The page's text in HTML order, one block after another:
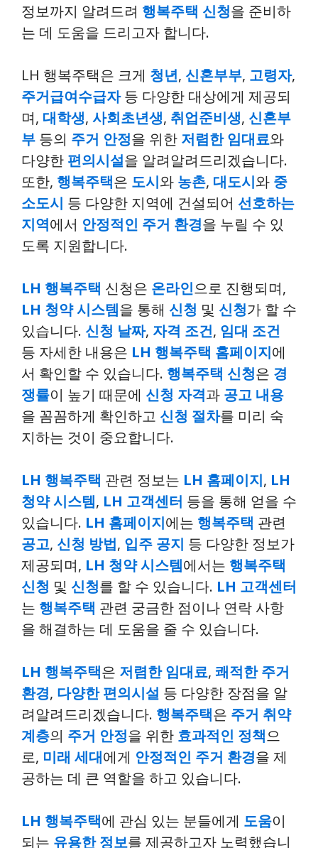
정보까지 알려드려 행복주택 신청을 준비하
는 데 도움을 드리고자 합니다.
LH 행복주택은 크게 청년, 신혼부부, 고령자,
주거급여수급자등 다양한 대상에게 제공되
며, 대학생, 사회초년생, 취업준비생, 신혼부
부 등의 주거 안정을 위한 저렴한 임대료와
다양한 편의시설을 알려알려드리겠습니다.
또한, 행복주택은 도시와 농촌, 대도시와 중
소도시 등 다양한 지역에 건설되어 선호하는
지역에서 안정적인 주거 환경을 누릴 수 있
도록 지원합니다.
LH 행복주택 신청은 온라인으로 진행되며,
LH 청약 시스템을 통해 신청 및 신청가 할 수
있습니다. 신청 날짜, 자격 조건, 임대 조건
등 자세한 내용은 LH 행복주택 홈페이지에
서 확인할 수 있습니다. 행복주택 신청은 경
쟁률이 높기 때문에 신청 자격과 공고 내용
을 꼼꼼하게 확인하고 신청 절차를 미리 숙
지하는 것이 중요합니다.
LH 행복주택 관련 정보는 LH 홈페이지, LH
청약 시스템, LH 고객센터 등을 통해 얻을 수
있습니다. LH 홈페이지에는 행복주택 관련
공고, 신청 방법, 입주 공지 등 다양한 정보가
제공되며, LH 청약 시스템에서는 행복주택
신청 및 신청를 할 수 있습니다. LH 고객센터
는 행복주택 관련 궁금한 점이나 연락 사항
을 해결하는 데 도움을 줄 수 있습니다.
LH 행복주택은 저렴한 임대료, 쾌적한 주거
환경, 다양한 편의시설 등 다양한 장점을 알
려알려드리겠습니다. 행복주택은 주거 취약
계층의 주거 안정을 위한 효과적인 정책으
로, 미래 세대에게 안정적인 주거 환경을 제
공하는 데 큰 역할을 하고 있습니다.
LH 행복주택에 관심 있는 분들에게 도움이
되는 유용한 정보를 제공하고자 노력했습니